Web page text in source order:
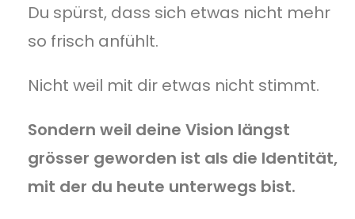
Du spürst, dass sich etwas nicht mehr
so frisch anfühlt.
Nicht weil mit dir etwas nicht stimmt.
Sondern weil deine Vision längst
grösser geworden ist als die Identität,
mit der du heute unterwegs bist.